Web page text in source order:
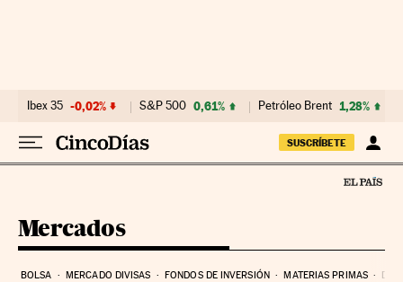
Ibex 35 -0,02% S&P 500 0,61% Petróleo Brent 1,28%
SUSCRÍBETE
Mercados
BOLSA MERCADO DIVISAS FONDOS DE INVERSIÓN MATERIAS PRIMAS